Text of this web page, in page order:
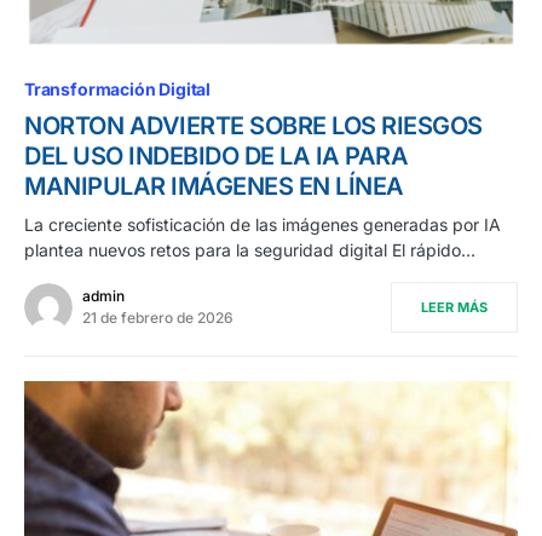
Transformación Digital
NORTON ADVIERTE SOBRE LOS RIESGOS
DEL USO INDEBIDO DE LA IA PARA
MANIPULAR IMÁGENES EN LÍNEA
La creciente sofisticación de las imágenes generadas por IA
plantea nuevos retos para la seguridad digital El rápido…
admin
21 de febrero de 2026
LEER MÁS